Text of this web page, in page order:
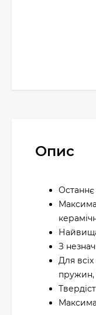
Опис
Останнє
З
Для
пружин,